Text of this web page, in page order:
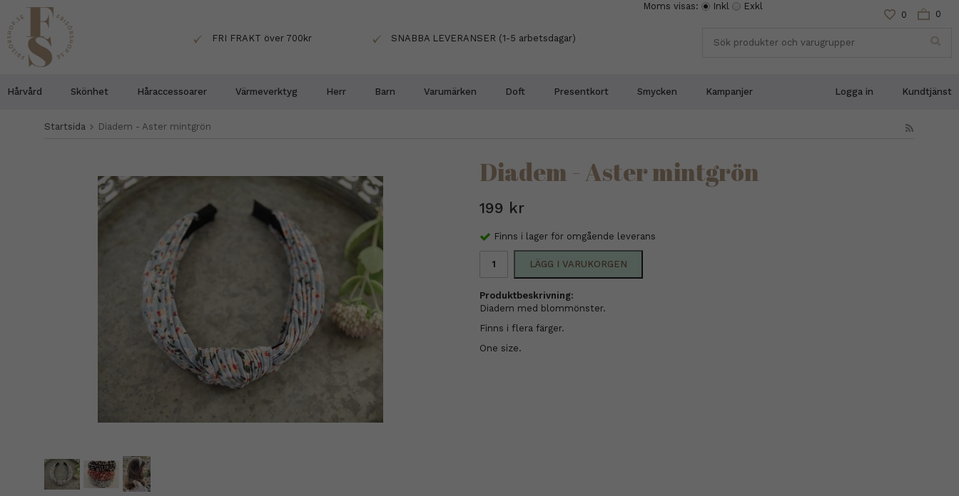
0 0
Moms visas: Inkl Exkl
FRI FRAKT över 700kr SNABBA LEVERANSER (1-5 arbetsdagar)
Hårvård Skönhet Håraccessoarer Värmeverktyg Herr Barn Varumärken Doft Presentkort Smycken Kampanjer Logga in Kundtjänst
Startsida Diadem - Aster mintgrön
Diadem - Aster mintgrön
199 kr
Finns i lager för omgående leverans
LÄGG I VARUKORGEN
Produktbeskrivning:
Diadem med blommönster.
Finns i flera färger.
One size.